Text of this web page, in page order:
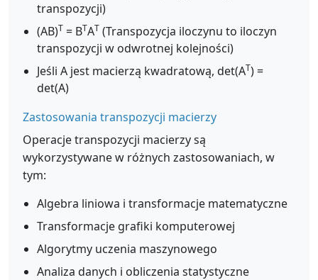
transpozycji)
(AB)T = BTAT (Transpozycja iloczynu to iloczyn
transpozycji w odwrotnej kolejności)
Jeśli A jest macierzą kwadratową, det(AT) =
det(A)
Zastosowania transpozycji macierzy
Operacje transpozycji macierzy są
wykorzystywane w różnych zastosowaniach, w
tym:
Algebra liniowa i transformacje matematyczne
Transformacje grafiki komputerowej
Algorytmy uczenia maszynowego
Analiza danych i obliczenia statystyczne